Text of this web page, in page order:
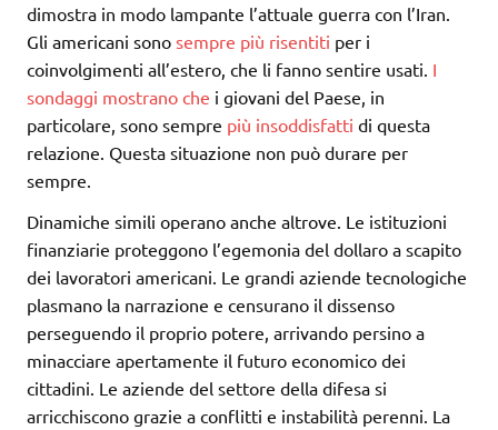
dimostra in modo lampante l’attuale guerra con l’Iran.
Gli americani sono sempre più risentiti per i
coinvolgimenti all’estero, che li fanno sentire usati. I
sondaggi mostrano che i giovani del Paese, in
particolare, sono sempre più insoddisfatti di questa
relazione. Questa situazione non può durare per
sempre.
Dinamiche simili operano anche altrove. Le istituzioni
finanziarie proteggono l’egemonia del dollaro a scapito
dei lavoratori americani. Le grandi aziende tecnologiche
plasmano la narrazione e censurano il dissenso
perseguendo il proprio potere, arrivando persino a
minacciare apertamente il futuro economico dei
cittadini. Le aziende del settore della difesa si
arricchiscono grazie a conflitti e instabilità perenni. La